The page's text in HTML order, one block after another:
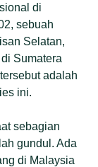
di
sebuah
Selatan,
Sumatera
adalah
ini.
sebagian
gundul. Ada
di Malaysia